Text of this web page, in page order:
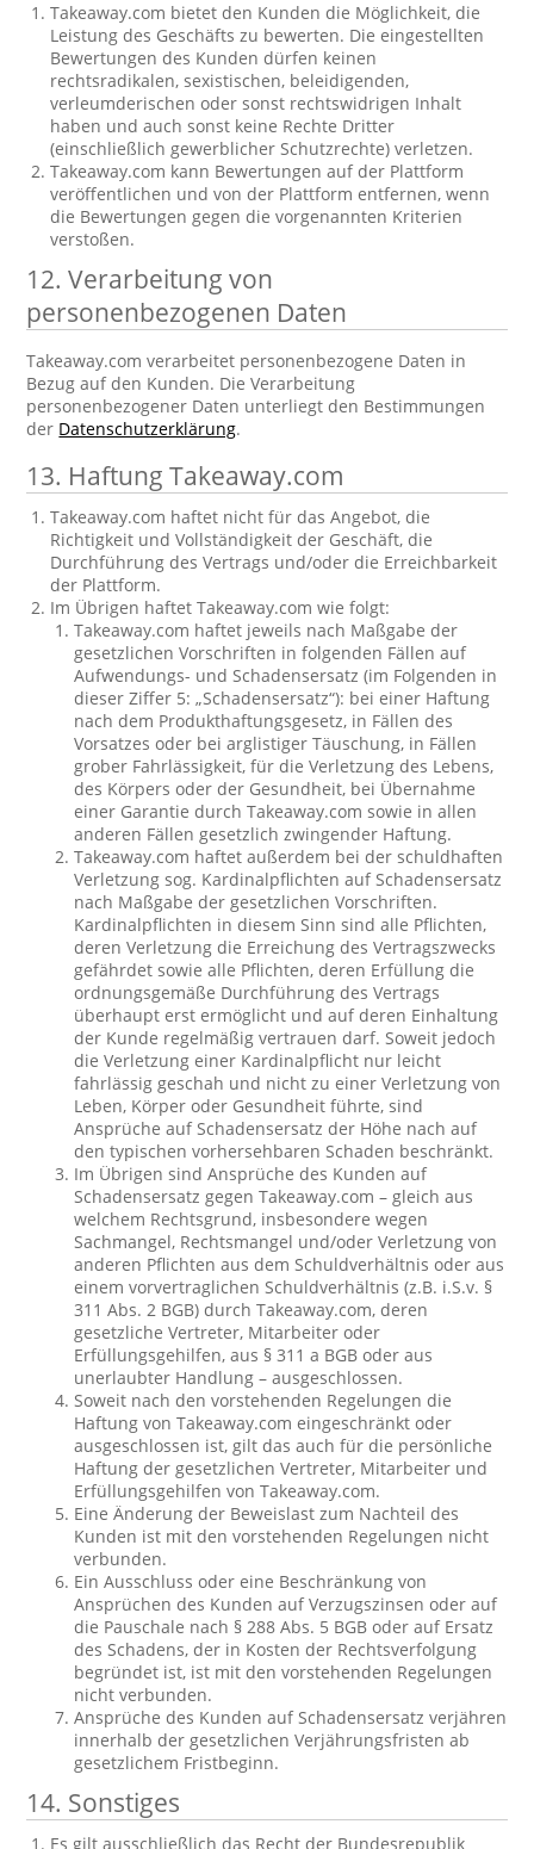
Takeaway.com bietet den Kunden die Möglichkeit, die
Leistung des Geschäfts zu bewerten. Die eingestellten
Bewertungen des Kunden dürfen keinen
rechtsradikalen, sexistischen, beleidigenden,
verleumderischen oder sonst rechtswidrigen Inhalt
haben und auch sonst keine Rechte Dritter
(einschließlich gewerblicher Schutzrechte) verletzen.
Takeaway.com kann Bewertungen auf der Plattform
veröffentlichen und von der Plattform entfernen, wenn
die Bewertungen gegen die vorgenannten Kriterien
verstoßen.
12. Verarbeitung von
personenbezogenen Daten
Takeaway.com verarbeitet personenbezogene Daten in
Bezug auf den Kunden. Die Verarbeitung
personenbezogener Daten unterliegt den Bestimmungen
der Datenschutzerklärung.
13. Haftung Takeaway.com
Takeaway.com haftet nicht für das Angebot, die
Richtigkeit und Vollständigkeit der Geschäft, die
Durchführung des Vertrags und/oder die Erreichbarkeit
der Plattform.
Im Übrigen haftet Takeaway.com wie folgt:
Takeaway.com haftet jeweils nach Maßgabe der
gesetzlichen Vorschriften in folgenden Fällen auf
Aufwendungs- und Schadensersatz (im Folgenden in
dieser Ziffer 5: „Schadensersatz“): bei einer Haftung
nach dem Produkthaftungsgesetz, in Fällen des
Vorsatzes oder bei arglistiger Täuschung, in Fällen
grober Fahrlässigkeit, für die Verletzung des Lebens,
des Körpers oder der Gesundheit, bei Übernahme
einer Garantie durch Takeaway.com sowie in allen
anderen Fällen gesetzlich zwingender Haftung.
Takeaway.com haftet außerdem bei der schuldhaften
Verletzung sog. Kardinalpflichten auf Schadensersatz
nach Maßgabe der gesetzlichen Vorschriften.
Kardinalpflichten in diesem Sinn sind alle Pflichten,
deren Verletzung die Erreichung des Vertragszwecks
gefährdet sowie alle Pflichten, deren Erfüllung die
ordnungsgemäße Durchführung des Vertrags
überhaupt erst ermöglicht und auf deren Einhaltung
der Kunde regelmäßig vertrauen darf. Soweit jedoch
die Verletzung einer Kardinalpflicht nur leicht
fahrlässig geschah und nicht zu einer Verletzung von
Leben, Körper oder Gesundheit führte, sind
Ansprüche auf Schadensersatz der Höhe nach auf
den typischen vorhersehbaren Schaden beschränkt.
Im Übrigen sind Ansprüche des Kunden auf
Schadensersatz gegen Takeaway.com – gleich aus
welchem Rechtsgrund, insbesondere wegen
Sachmangel, Rechtsmangel und/oder Verletzung von
anderen Pflichten aus dem Schuldverhältnis oder aus
einem vorvertraglichen Schuldverhältnis (z.B. i.S.v. §
311 Abs. 2 BGB) durch Takeaway.com, deren
gesetzliche Vertreter, Mitarbeiter oder
Erfüllungsgehilfen, aus § 311 a BGB oder aus
unerlaubter Handlung – ausgeschlossen.
Soweit nach den vorstehenden Regelungen die
Haftung von Takeaway.com eingeschränkt oder
ausgeschlossen ist, gilt das auch für die persönliche
Haftung der gesetzlichen Vertreter, Mitarbeiter und
Erfüllungsgehilfen von Takeaway.com.
Eine Änderung der Beweislast zum Nachteil des
Kunden ist mit den vorstehenden Regelungen nicht
verbunden.
Ein Ausschluss oder eine Beschränkung von
Ansprüchen des Kunden auf Verzugszinsen oder auf
die Pauschale nach § 288 Abs. 5 BGB oder auf Ersatz
des Schadens, der in Kosten der Rechtsverfolgung
begründet ist, ist mit den vorstehenden Regelungen
nicht verbunden.
Ansprüche des Kunden auf Schadensersatz verjähren
innerhalb der gesetzlichen Verjährungsfristen ab
gesetzlichem Fristbeginn.
14. Sonstiges
Es gilt ausschließlich das Recht der Bundesrepublik